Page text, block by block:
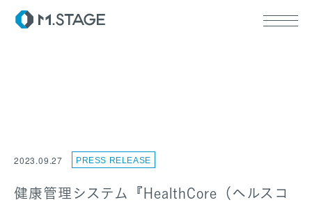
会社情報
SERVICE TOP
ウェルビーイング
2023.09.27 PRESS RELEASE
健康管理システム『HealthCore（ヘルスコ